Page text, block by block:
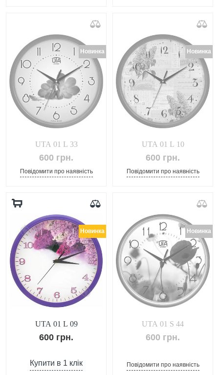
Новинка
UTA 01 L 33
600 грн.
Повідомити про наявність
Новинка
UTA 01 L 10
600 грн.
Повідомити про наявність
Новинка
UTA 01 L 09
600 грн.
Купити в 1 клік
Новинка
UTA 01 S 44
600 грн.
Повідомити про наявність